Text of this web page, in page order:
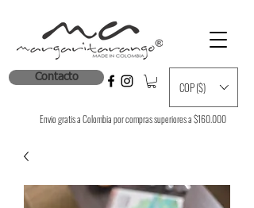
Contacto
COP ($)
Envio gratis a Colombia por compras superiores a $160.000